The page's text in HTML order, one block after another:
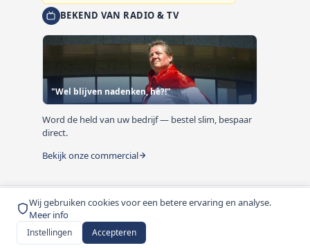
Wij gebruiken cookies voor een betere ervaring en analyse.
Meer info
Instellingen Accepteren
BEKEND VAN RADIO & TV
"Wel blijven nadenken, hè?!"
Word de held van uw bedrijf — bestel slim, bespaar
direct.
Bekijk onze commercial
© 1999-2026 Beat-it.nl. Vermelde prijzen zijn excl. BTW
tenzij anders vermeld.